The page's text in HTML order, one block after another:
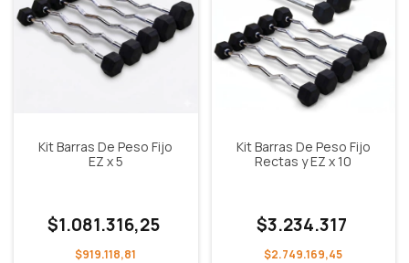
Kit Barras De Peso Fijo
EZ x 5
$1.081.316,25
$919.118,81
Kit Barras De Peso Fijo
Rectas y EZ x 10
$3.234.317
$2.749.169,45